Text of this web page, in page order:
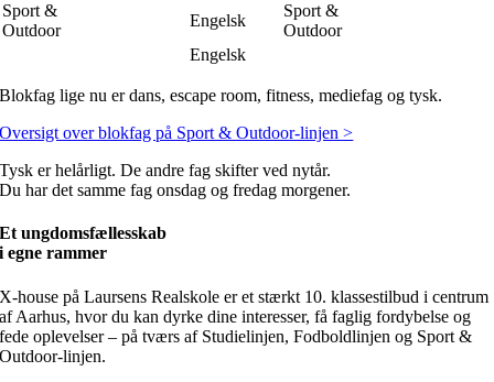
Sport &
Outdoor
Engelsk
Sport &
Outdoor
Engelsk
Blokfag lige nu er dans, escape room, fitness, mediefag og tysk.
Oversigt over blokfag på Sport & Outdoor-linjen >
Tysk er helårligt. De andre fag skifter ved nytår.
Du har det samme fag onsdag og fredag morgener.
Et ungdomsfællesskab
i egne rammer
X-house på Laursens Realskole er et stærkt 10. klassestilbud i centrum
af Aarhus, hvor du kan dyrke dine interesser, få faglig fordybelse og
fede oplevelser – på tværs af Studielinjen, Fodboldlinjen og Sport &
Outdoor-linjen.